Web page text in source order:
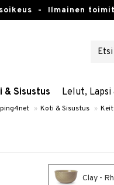
- Ilmainen
& Sisustus Lelut, Lapsi
» Koti & Sisustus »
Clay -